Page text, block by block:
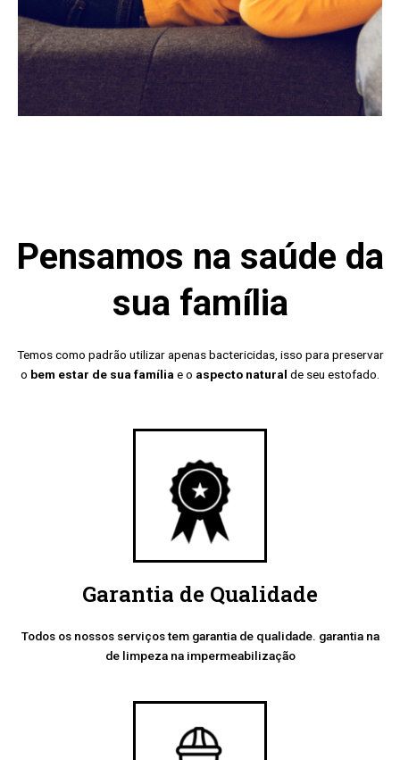
Pensamos na saúde da
sua família
Temos como padrão utilizar apenas bactericidas, isso para preservar
o bem estar de sua família e o aspecto natural de seu estofado.
Garantia de Qualidade
Todos os nossos serviços tem garantia de qualidade. garantia na
de limpeza na impermeabilização